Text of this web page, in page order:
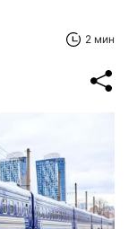
2 мин